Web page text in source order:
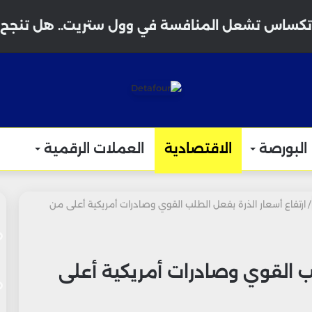
البورصة الاقتصادية العملات الرقمية
/ ارتفاع أسعار الذرة بفعل الطلب القوي وصادرات أمريكية أعلى من
القوي وصادرات أمريكية أعلى